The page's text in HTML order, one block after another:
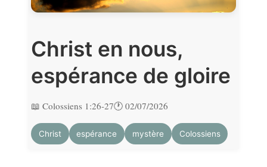
Christ en nous,
espérance de gloire
📖 Colossiens 1:26-27🕐 02/07/2026
Christ espérance mystère Colossiens